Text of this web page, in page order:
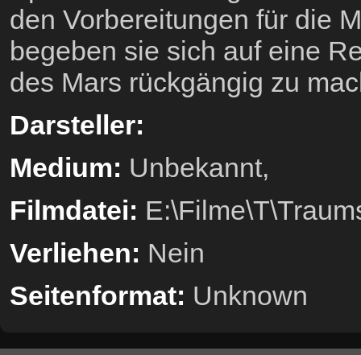
den Vorbereitungen für die
begeben sie sich auf eine
des Mars rückgängig zu
Darsteller:
Medium: Unbekannt,
Filmdatei:
Verliehen: Nein
Seitenformat: Unknown